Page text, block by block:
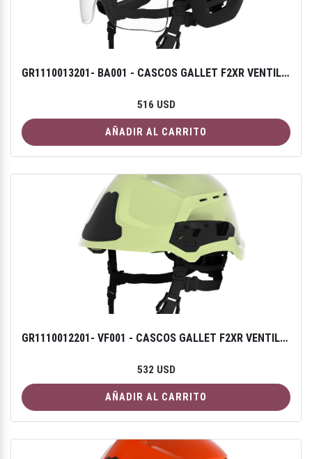
GR1110013201- BA001 - CASCOS GALLET F2XR VENTILADO - COLOR BLANCO CON GAFAS DE PROTECCIÓN F2XR
516 USD
AÑADIR AL CARRITO
GR1110012201- VF001 - CASCOS GALLET F2XR VENTILADO - COLOR FOTOLUMINISCENTE
532 USD
AÑADIR AL CARRITO